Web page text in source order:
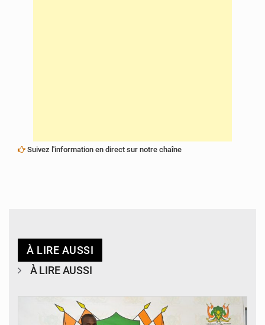
Suivez l'information en direct sur notre chaîne
À LIRE AUSSI
À LIRE AUSSI